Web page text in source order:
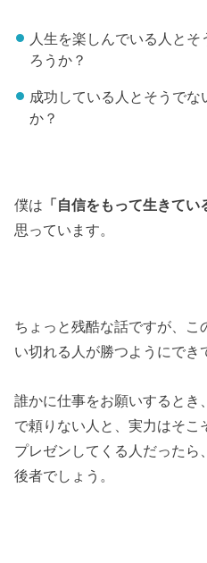
人生を楽しんでいる人と
ろうか？
成功している人とそうでな
か？
僕は 「自信をもって生きてい
思っています。
ちょっと残酷な話ですが、こ
い切れる人が勝つようにでき
誰かに仕事をお願いするとき
で頼りない人と、実力はそこ
プレゼンしてくる人だったら
後者でしょう。